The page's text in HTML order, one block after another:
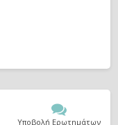
Υποβολή Ερωτημάτων